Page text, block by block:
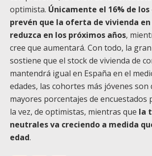
optimista. Únicamente el 16% de
prevén que la oferta de vivienda
reduzca en los próximos años,
cree que aumentará. Con todo, la
sostiene que el stock de vivienda de
mantendrá igual en España en el
edades, las cohortes más jóvenes
mayores porcentajes de encuestados
la vez, de optimistas, mientras que la
neutrales va creciendo a medida
edad.